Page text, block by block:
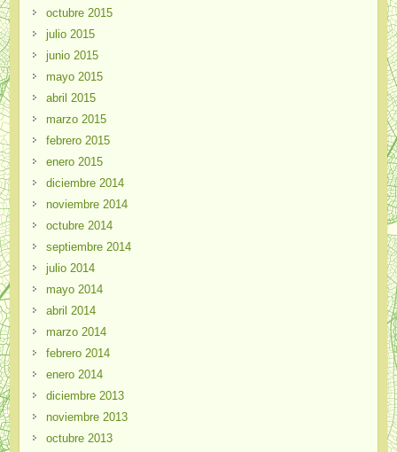
octubre 2015
julio 2015
junio 2015
mayo 2015
abril 2015
marzo 2015
febrero 2015
enero 2015
diciembre 2014
noviembre 2014
octubre 2014
septiembre 2014
julio 2014
mayo 2014
abril 2014
marzo 2014
febrero 2014
enero 2014
diciembre 2013
noviembre 2013
octubre 2013